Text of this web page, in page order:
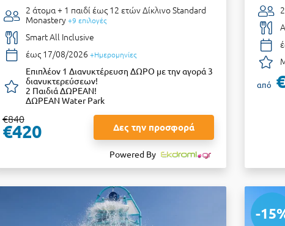
2 άτομα + 1 παιδί έως 12 ετώνΔίκλινο Standard
Monastery +9 επιλογές
Smart All Inclusive
έως 17/08/2026 +Ημερομηνίες
Επιπλέον 1 Διανυκτέρευση ΔΩΡΟ με την αγορά 3
διανυκτερεύσεων!
2 Παιδιά ΔΩΡΕΑΝ!
ΔΩΡΕΑΝ Water Park
€840
€420 Δες την προσφορά
Powered By
από
-